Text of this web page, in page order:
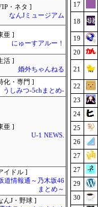
・ネタ ]
なんJミュージアム
亜 ]
にゅーすアルー！
活 ]
婚外ちゃんねる
化・専門 ]
うしみつ-5chまとめ-
亜 ]
U-1 NEWS.
イドル ]
道情報通～乃木坂46
まとめ～
んJ・野球 ]
17
18
19
20
21
22
23
24
25
26
27
27
29
30